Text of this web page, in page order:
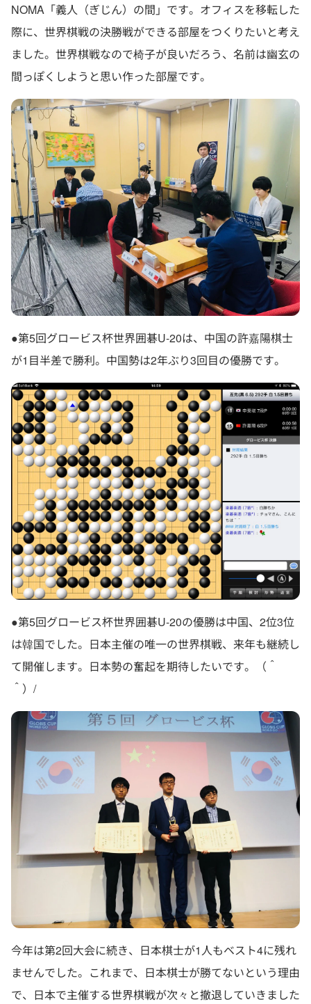
NOMA「義人（ぎじん）の間」です。オフィスを移転した
際に、世界棋戦の決勝戦ができる部屋をつくりたいと考え
ました。世界棋戦なので椅子が良いだろう、名前は幽玄の
間っぽくしようと思い作った部屋です。
●第5回グロービス杯世界囲碁U-20は、中国の許嘉陽棋士
が1目半差で勝利。中国勢は2年ぶり3回目の優勝です。
●第5回グロービス杯世界囲碁U-20の優勝は中国、2位3位
は韓国でした。日本主催の唯一の世界棋戦、来年も継続し
て開催します。日本勢の奮起を期待したいです。（＾
＾）/
今年は第2回大会に続き、日本棋士が1人もベスト4に残れ
ませんでした。これまで、日本棋士が勝てないという理由
で、日本で主催する世界棋戦が次々と撤退していきました